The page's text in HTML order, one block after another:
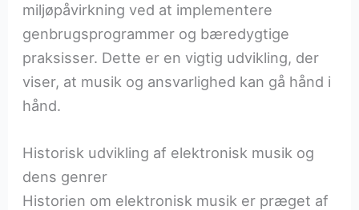
miljøpåvirkning ved at implementere
genbrugsprogrammer og bæredygtige
praksisser. Dette er en vigtig udvikling, der
viser, at musik og ansvarlighed kan gå hånd i
hånd.
Historisk udvikling af elektronisk musik og
dens genrer
Historien om elektronisk musik er præget af